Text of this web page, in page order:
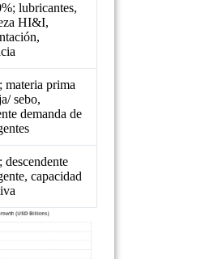
lubricantes,
HI&I,
materia prima
sebo,
demanda de
descendente
capacidad